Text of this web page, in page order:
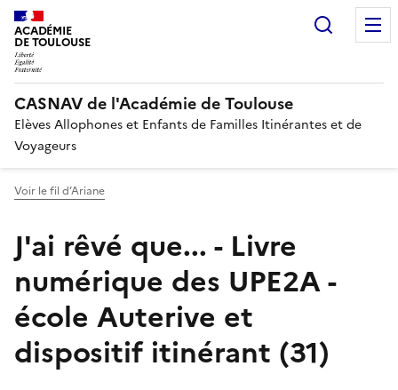
ACADÉMIE
DE TOULOUSE
CASNAV de l'Académie de Toulouse
Elèves Allophones et Enfants de Familles Itinérantes et de
Voyageurs
Voir le fil d’Ariane
J'ai rêvé que... - Livre
numérique des UPE2A -
école Auterive et
dispositif itinérant (31)